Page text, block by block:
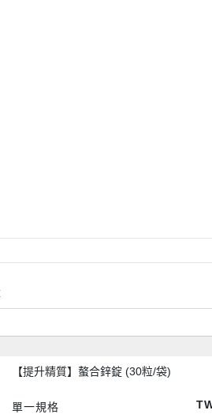
【提升精質】螯合鋅錠 (30粒/袋)
單一規格